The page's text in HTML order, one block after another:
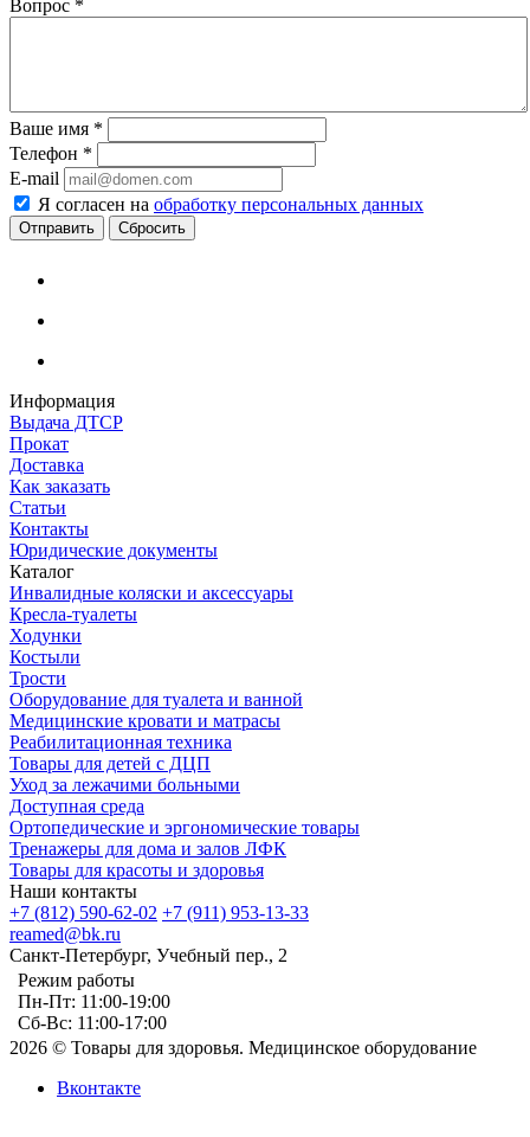
Вопрос *
Ваше имя *
Телефон *
E-mail
Я согласен на обработку персональных данных
Сбросить
Информация
Выдача ДТСР
Прокат
Доставка
Как заказать
Статьи
Контакты
Юридические документы
Каталог
Инвалидные коляски и аксессуары
Кресла-туалеты
Ходунки
Костыли
Трости
Оборудование для туалета и ванной
Медицинские кровати и матрасы
Реабилитационная техника
Товары для детей с ДЦП
Уход за лежачими больными
Доступная среда
Ортопедические и эргономические товары
Тренажеры для дома и залов ЛФК
Товары для красоты и здоровья
Наши контакты
+7 (812) 590-62-02 +7 (911) 953-13-33
reamed@bk.ru
Санкт-Петербург, Учебный пер., 2
Режим работы
Пн-Пт: 11:00-19:00
Сб-Вс: 11:00-17:00
2026 © Товары для здоровья. Медицинское оборудование
Вконтакте